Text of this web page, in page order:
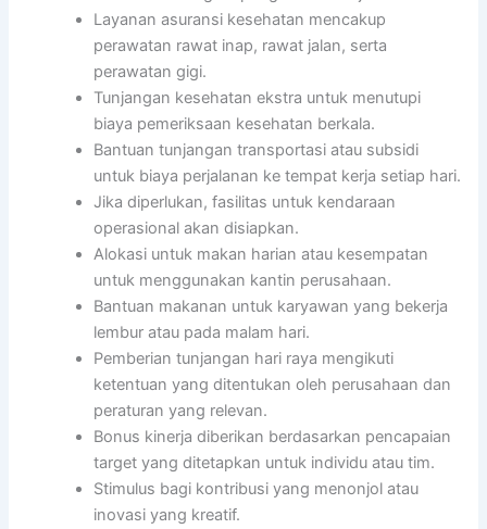
Layanan asuransi kesehatan mencakup
perawatan rawat inap, rawat jalan, serta
perawatan gigi.
Tunjangan kesehatan ekstra untuk menutupi
biaya pemeriksaan kesehatan berkala.
Bantuan tunjangan transportasi atau subsidi
untuk biaya perjalanan ke tempat kerja setiap hari.
Jika diperlukan, fasilitas untuk kendaraan
operasional akan disiapkan.
Alokasi untuk makan harian atau kesempatan
untuk menggunakan kantin perusahaan.
Bantuan makanan untuk karyawan yang bekerja
lembur atau pada malam hari.
Pemberian tunjangan hari raya mengikuti
ketentuan yang ditentukan oleh perusahaan dan
peraturan yang relevan.
Bonus kinerja diberikan berdasarkan pencapaian
target yang ditetapkan untuk individu atau tim.
Stimulus bagi kontribusi yang menonjol atau
inovasi yang kreatif.